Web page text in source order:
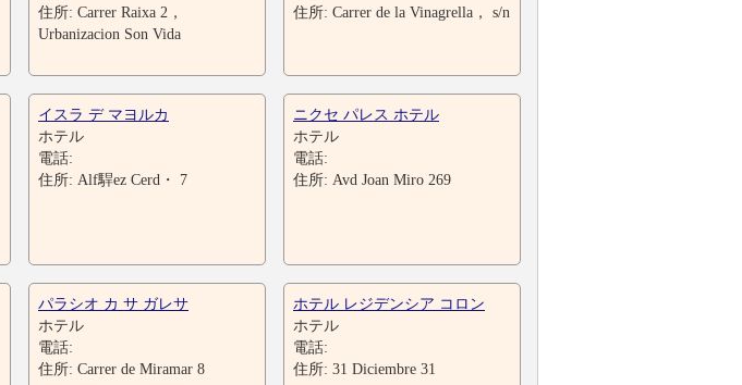
住所: Carrer Raixa 2，
Urbanizacion Son Vida
住所: Carrer de la Vinagrella， s/n
イスラ デ マヨルカ
ホテル
電話:
住所: Alf駻ez Cerd・ 7
ニクセ パレス ホテル
ホテル
電話:
住所: Avd Joan Miro 269
パラシオ カ サ ガレサ
ホテル
電話:
住所: Carrer de Miramar 8
ホテル レジデンシア コロン
ホテル
電話:
住所: 31 Diciembre 31